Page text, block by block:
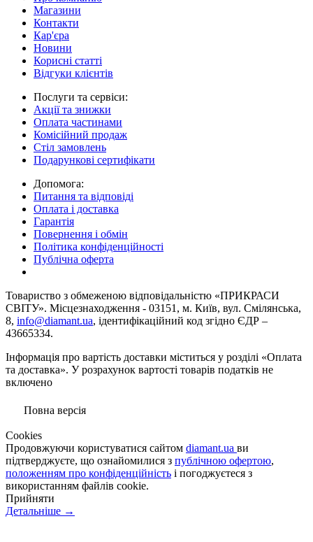
Магазини
Контакти
Кар'єра
Новини
Корисні статті
Відгуки клієнтів
Послуги та сервіси:
Акції та знижки
Оплата частинами
Комісійний продаж
Стіл замовлень
Подарункові сертифікати
Допомога:
Питання та відповіді
Оплата і доставка
Гарантія
Повернення і обмін
Політика конфіденційності
Публічна оферта
Товариство з обмеженою вiдповiдальнiстю «ПРИКРАСИ
СВІТУ». Місцезнаходження - 03151, м. Київ, вул. Смілянська,
8, info@diamant.ua, ідентифікаційний код згідно ЄДР –
43665334.
Інформація про вартість доставки міститься у розділі «Оплата
та доставка». У розрахунок вартості товарів податків не
включено
Повна версія
Сookies
Продовжуючи користуватися сайтом diamant.ua ви
підтверджуєте, що ознайомилися з публічною офертою,
положенням про конфіденційність і погоджуєтеся з
використанням файлів cookie.
Прийняти
Детальніше →